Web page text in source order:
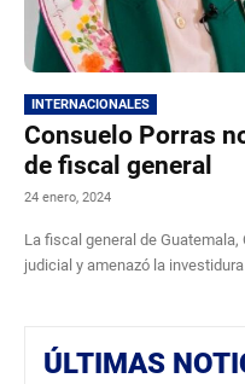
INTERNACIONALES
Consuelo Porras
de fiscal general
24 enero, 2024
La fiscal general de
judicial y amenazó la
ÚLTIMAS